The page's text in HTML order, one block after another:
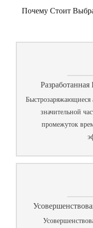
Почему Стоит
Быстрозаряжающиеся
значительной
промежуток